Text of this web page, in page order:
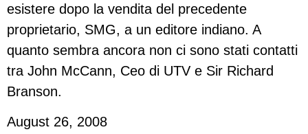
esistere dopo la vendita del precedente
proprietario, SMG, a un editore indiano. A
quanto sembra ancora non ci sono stati contatti
tra John McCann, Ceo di UTV e Sir Richard
Branson.
August 26, 2008